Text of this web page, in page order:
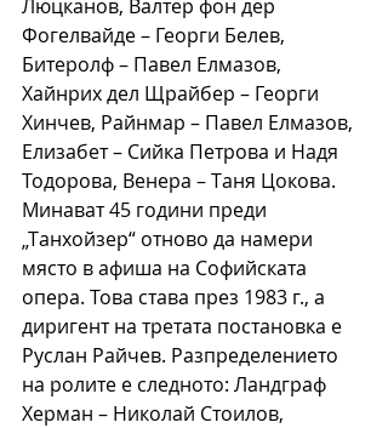
Люцканов, Валтер фон дер
Фогелвайде – Георги Белев,
Битеролф – Павел Елмазов,
Хайнрих дел Щрайбер – Георги
Хинчев, Райнмар – Павел Елмазов,
Елизабет – Сийка Петрова и Надя
Тодорова, Венера – Таня Цокова.
Минават 45 години преди
„Танхойзер“ отново да намери
място в афиша на Софийската
опера. Това става през 1983 г., а
диригент на третата постановка е
Руслан Райчев. Разпределението
на ролите е следното: Ландграф
Херман – Николай Стоилов,